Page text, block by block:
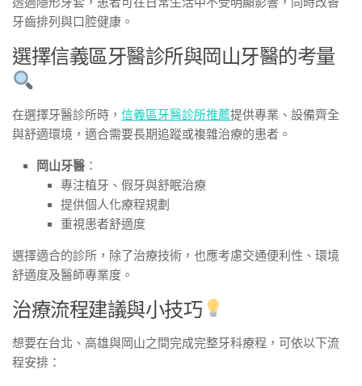
牙齒排列與口腔健康。
選擇信義區牙醫診所與岡山牙醫的考量
在選擇牙醫診所時， 信義區牙醫診所推薦提供專業、設備齊全
與舒適環境，適合需要長期追蹤或複雜治療的患者。
岡山牙醫 ：
專注植牙、假牙與舒眠治療
提供個人化療程規劃
重視患者舒適度
選擇適合的診所，除了治療技術，也應考慮交通便利性、環境
舒適度及醫師專業度。
治療流程建議與小技巧
想要在台北、高雄與岡山之間完成完整牙科療程，可依以下流
程安排：